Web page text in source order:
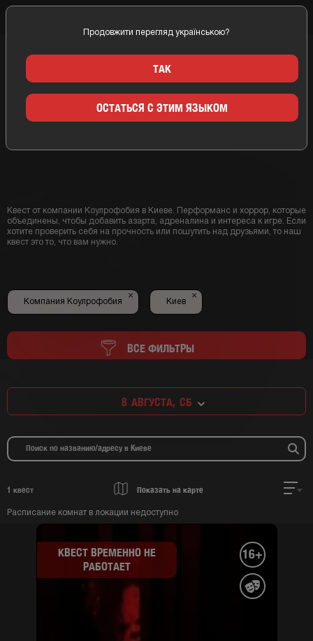
КВЕСТ КОМНАТЫ
КОУЛРОФОБИЯ КИЕВ
Квест от компании Коулрофобия в Киеве. Перформанс и хоррор, которые
объединены, чтобы добавить азарта, адреналина и интереса к игре. Если
хотите проверить себя на прочность или пошутить над друзьями, то наш
квест это то, что вам нужно.
Компания Коулрофобия
×
Киев
×
ВСЕ ФИЛЬТРЫ
8 АВГУСТА, СБ
1 квест Показать на карте
Расписание комнат в локации недоступно
КВЕСТ ВРЕМЕННО НЕ
РАБОТАЕТ
16+
Продовжити перегляд українською?
ТАК
ОСТАТЬСЯ С ЭТИМ ЯЗЫКОМ